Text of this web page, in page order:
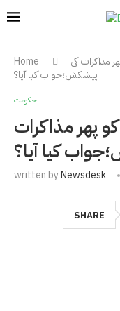
Home
مذاکرات کی
پیشکش؛جواب کیا آیا؟
حکومت
پھر مذاکرات
کیا آیا؟
written byNewsdesk
SHARE